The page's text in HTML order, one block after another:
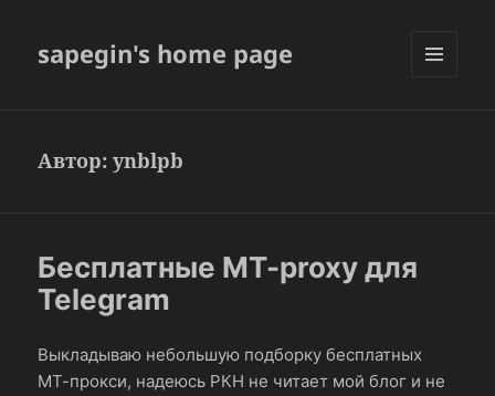
sapegin's home page
Автор:ynblpb
Бесплатные MT-proxy для
Telegram
Выкладываю небольшую подборку бесплатных
МТ-прокси, надеюсь РКН не читает мой блог и не